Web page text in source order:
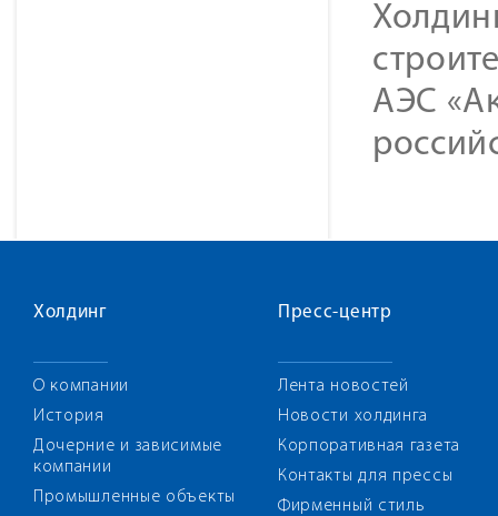
АЭС
Холдинг
О компании
История
Дочерние и зависимые
компании
Промышленные объекты
Пресс-центр
Лента новостей
Новости холдинга
Корпоративная газета
Контакты для прессы
Фирменный стиль